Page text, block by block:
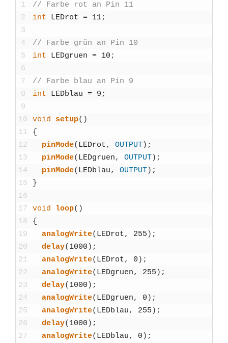
1
2
3
4
5
6
7
8
9
10
11
12
13
14
15
16
17
18
19
20
21
22
23
24
25
26
27
// Far­be rot an Pin 11
int
LEDrot = 11;
// Far­be grün an Pin 10
int
LED­gruen = 10 ;
// Far­be blau an Pin 9
int
LED­blau = 9 ;
void set­up( )
{
pin­Mo­de( LEDrot, OUTPUT) ;
pin­Mo­de( LED­gruen, OUTPUT) ;
pin­Mo­de( LED­blau, OUTPUT) ;
}
void loop( )
{
ana­log­Wri­te( LEDrot, 255 ) ;
delay( 1000 ) ;
ana­log­Wri­te( LEDrot, 0 ) ;
ana­log­Wri­te( LED­gruen, 255 ) ;
delay( 1000 ) ;
ana­log­Wri­te( LED­gruen, 0 ) ;
ana­log­Wri­te( LED­blau, 255 ) ;
delay( 1000 ) ;
ana­log­Wri­te( LED­blau, 0 ) ;